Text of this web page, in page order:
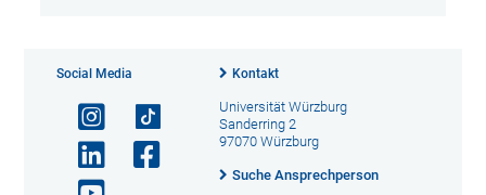
Social Media Kontakt
Universität Würzburg
Sanderring 2
97070 Würzburg
Suche Ansprechperson